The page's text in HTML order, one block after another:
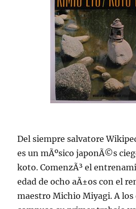
Del siempre salvatore
es un mÃºsico japonÃ©s
koto. ComenzÃ³ el
edad de ocho aÃ±os con el
maestro Michio Miyagi. A los